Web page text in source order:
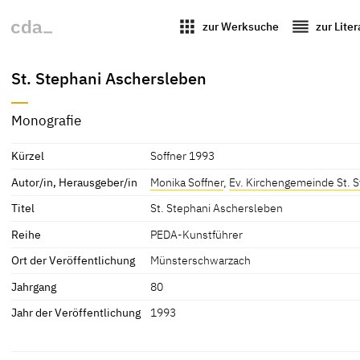
apps zur Werksuche reorder zur
St. Stephani Aschersleben
Monografie
Kürzel
Soffner 1993
Autor/in, Herausgeber/in
Monika Soffner, Ev. Kirchengemeinde St.
Titel
St. Stephani Aschersleben
Reihe
PEDA-Kunstführer
Ort der Veröffentlichung
Münsterschwarzach
Jahrgang
80
Jahr der Veröffentlichung
1993